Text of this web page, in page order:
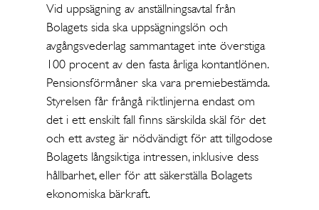
Vid uppsägning av anställningsavtal från
Bolagets sida ska uppsägningslön och
avgångsvederlag sammantaget inte överstiga
100 procent av den fasta årliga kontantlönen.
Pensionsförmåner ska vara premiebestämda.
Styrelsen får frångå riktlinjerna endast om
det i ett enskilt fall finns särskilda skäl för det
och ett avsteg är nödvändigt för att tillgodose
Bolagets långsiktiga intressen, inklusive dess
hållbarhet, eller för att säkerställa Bolagets
ekonomiska bärkraft.